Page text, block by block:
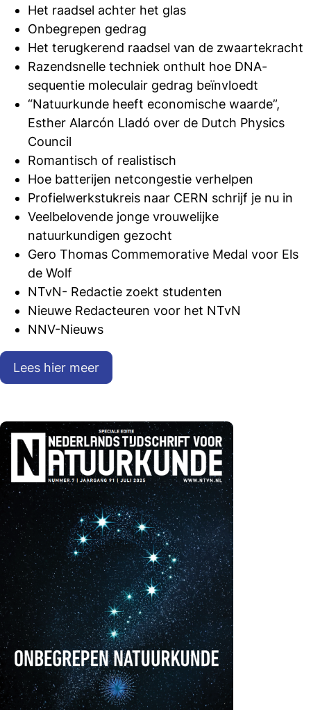
Het raadsel achter het glas
Onbegrepen gedrag
Het terugkerend raadsel van de zwaartekracht
Razendsnelle techniek onthult hoe DNA-
sequentie moleculair gedrag beïnvloedt
“Natuurkunde heeft economische waarde”,
Esther Alarcón Lladó over de Dutch Physics
Council
Romantisch of realistisch
Hoe batterijen netcongestie verhelpen
Profielwerkstukreis naar CERN schrijf je nu in
Veelbelovende jonge vrouwelijke
natuurkundigen gezocht
Gero Thomas Commemorative Medal voor Els
de Wolf
NTvN- Redactie zoekt studenten
Nieuwe Redacteuren voor het NTvN
NNV-Nieuws
Lees hier meer